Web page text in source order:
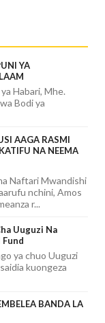
YA
Habari, Mhe.
Bodi ya
AAGA RASMI
NA NEEMA
Naftari Mwandishi
nchini, Amos
r...
Uuguzi Na
ya chuo Uuguzi
kuongeza
BANDA LA